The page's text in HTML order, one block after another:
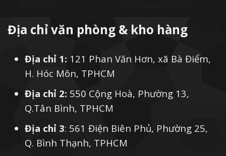
Địa chỉ văn phòng & kho hàng
Địa chỉ 1: 121 Phan Văn Hơn, xã Bà Điểm,
H. Hóc Môn, TPHCM
Địa chỉ 2: 550 Cộng Hoà, Phường 13,
Q.Tân Bình, TPHCM
Địa chỉ 3: 561 Điện Biên Phủ, Phường 25,
Q. Bình Thạnh, TPHCM